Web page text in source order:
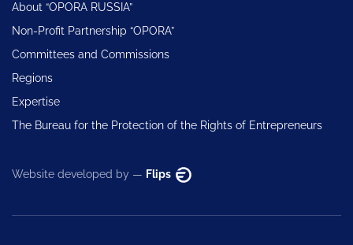
About “OPORA RUSSIA”
Non-Profit Partnership “OPORA”
Committees and Commissions
Regions
Expertise
The Bureau for the Protection of the Rights of Entrepreneurs
Website developed by — Flips